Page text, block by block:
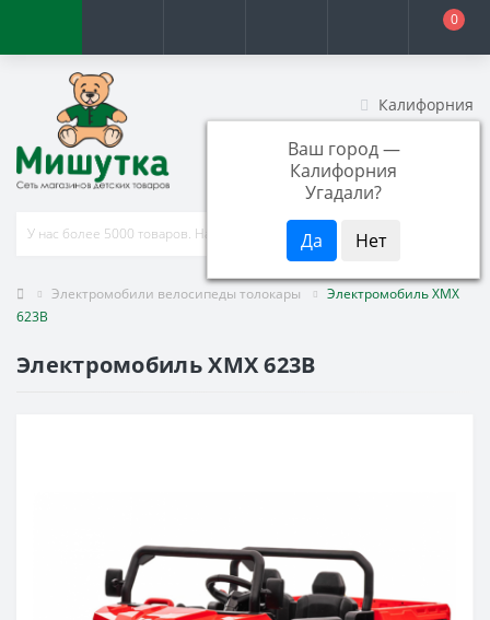
0
Калифорния
Ваш город —
Калифорния
Угадали?
Заказать звонок
Электромобили велосипеды толокары
Электромобиль XMX
623B
Электромобиль XMX 623B